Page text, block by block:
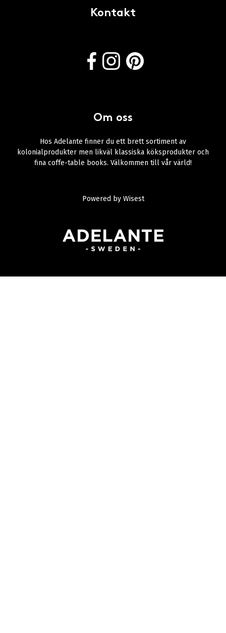
Kontakt
Om oss
Hos Adelante finner du ett brett sortiment av
kolonialprodukter men likväl klassiska köksprodukter och
fina coffe-table books. Välkommen till vår värld!
Powered by Wisest